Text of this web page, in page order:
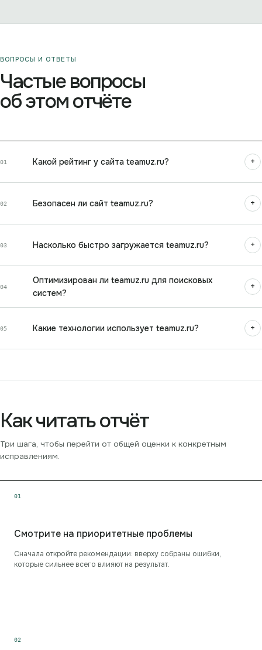
ВОПРОСЫ И ОТВЕТЫ
Частые вопросы
об этом отчёте
01 Какой рейтинг у сайта teamuz.ru? +
02 Безопасен ли сайт teamuz.ru? +
03 Насколько быстро загружается teamuz.ru? +
04
Оптимизирован ли teamuz.ru для поисковых
систем?
+
05 Какие технологии использует teamuz.ru? +
Как читать отчёт
Три шага, чтобы перейти от общей оценки к конкретным
исправлениям.
01
Смотрите на приоритетные проблемы
Сначала откройте рекомендации: вверху собраны ошибки,
которые сильнее всего влияют на результат.
02